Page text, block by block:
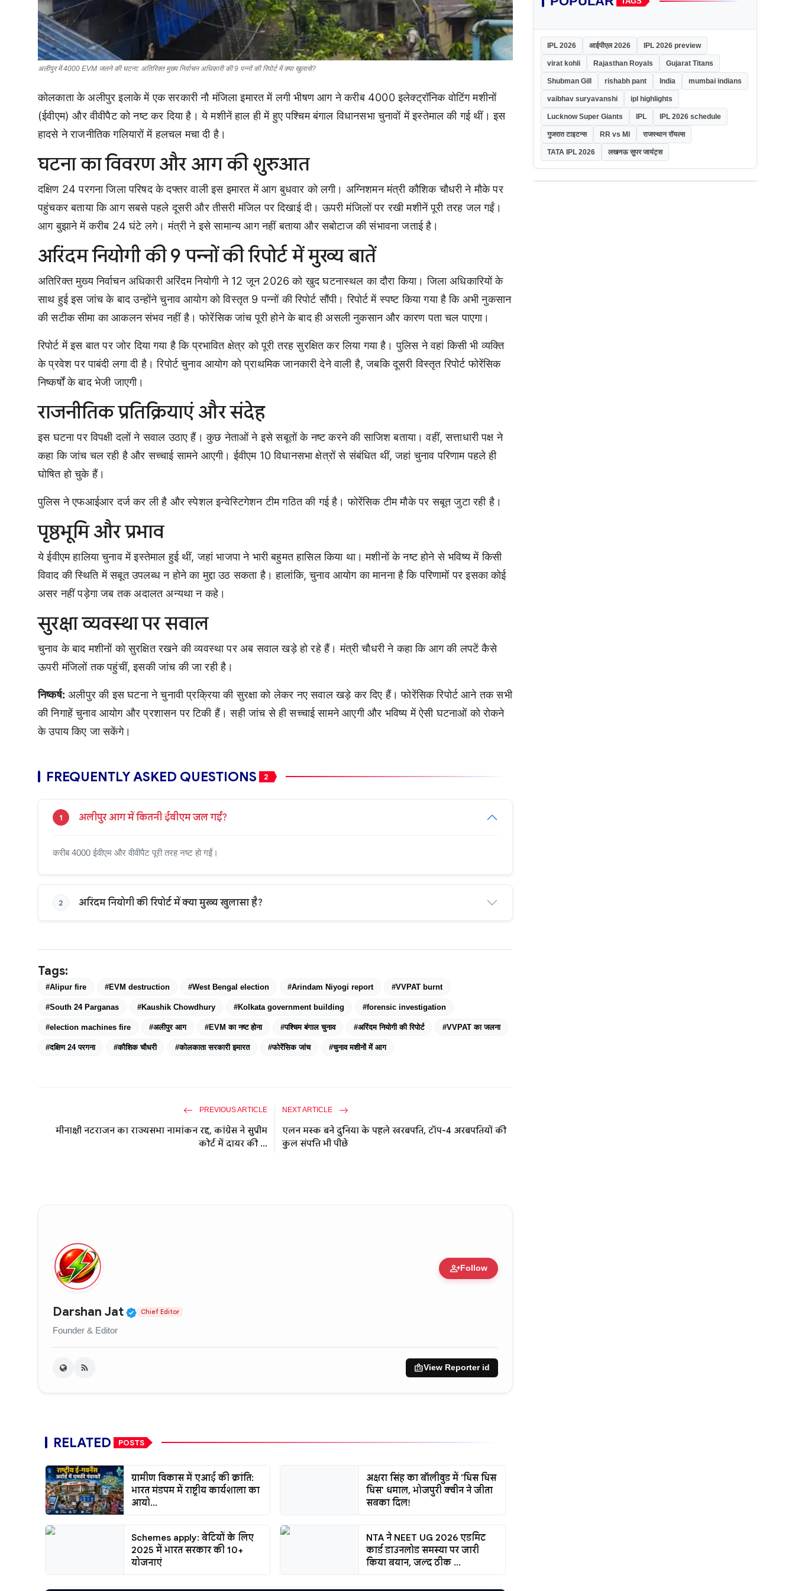
अलीपुर में 4000 EVM जलने की घटना: अतिरिक्त मुख्य निर्वाचन अधिकारी की 9 पन्नों की रिपोर्ट में क्या खुलासे?
कोलकाता के अलीपुर इलाके में एक सरकारी नौ मंजिला इमारत में लगी भीषण आग ने करीब 4000 इलेक्ट्रॉनिक वोटिंग मशीनों
(ईवीएम) और वीवीपैट को नष्ट कर दिया है। ये मशीनें हाल ही में हुए पश्चिम बंगाल विधानसभा चुनावों में इस्तेमाल की गई थीं। इस
हादसे ने राजनीतिक गलियारों में हलचल मचा दी है।
घटना का विवरण और आग की शुरुआत
दक्षिण 24 परगना जिला परिषद के दफ्तर वाली इस इमारत में आग बुधवार को लगी। अग्निशमन मंत्री कौशिक चौधरी ने मौके पर
पहुंचकर बताया कि आग सबसे पहले दूसरी और तीसरी मंजिल पर दिखाई दी। ऊपरी मंजिलों पर रखी मशीनें पूरी तरह जल गईं।
आग बुझाने में करीब 24 घंटे लगे। मंत्री ने इसे सामान्य आग नहीं बताया और सबोटाज की संभावना जताई है।
अरिंदम नियोगी की 9 पन्नों की रिपोर्ट में मुख्य बातें
अतिरिक्त मुख्य निर्वाचन अधिकारी अरिंदम नियोगी ने 12 जून 2026 को खुद घटनास्थल का दौरा किया। जिला अधिकारियों के
साथ हुई इस जांच के बाद उन्होंने चुनाव आयोग को विस्तृत 9 पन्नों की रिपोर्ट सौंपी। रिपोर्ट में स्पष्ट किया गया है कि अभी नुकसान
की सटीक सीमा का आकलन संभव नहीं है। फोरेंसिक जांच पूरी होने के बाद ही असली नुकसान और कारण पता चल पाएगा।
रिपोर्ट में इस बात पर जोर दिया गया है कि प्रभावित क्षेत्र को पूरी तरह सुरक्षित कर लिया गया है। पुलिस ने वहां किसी भी व्यक्ति
के प्रवेश पर पाबंदी लगा दी है। रिपोर्ट चुनाव आयोग को प्राथमिक जानकारी देने वाली है, जबकि दूसरी विस्तृत रिपोर्ट फोरेंसिक
निष्कर्षों के बाद भेजी जाएगी।
राजनीतिक प्रतिक्रियाएं और संदेह
इस घटना पर विपक्षी दलों ने सवाल उठाए हैं। कुछ नेताओं ने इसे सबूतों के नष्ट करने की साजिश बताया। वहीं, सत्ताधारी पक्ष ने
कहा कि जांच चल रही है और सच्चाई सामने आएगी। ईवीएम 10 विधानसभा क्षेत्रों से संबंधित थीं, जहां चुनाव परिणाम पहले ही
घोषित हो चुके हैं।
पुलिस ने एफआईआर दर्ज कर ली है और स्पेशल इन्वेस्टिगेशन टीम गठित की गई है। फोरेंसिक टीम मौके पर सबूत जुटा रही है।
पृष्ठभूमि और प्रभाव
ये ईवीएम हालिया चुनाव में इस्तेमाल हुई थीं, जहां भाजपा ने भारी बहुमत हासिल किया था। मशीनों के नष्ट होने से भविष्य में किसी
विवाद की स्थिति में सबूत उपलब्ध न होने का मुद्दा उठ सकता है। हालांकि, चुनाव आयोग का मानना है कि परिणामों पर इसका कोई
असर नहीं पड़ेगा जब तक अदालत अन्यथा न कहे।
सुरक्षा व्यवस्था पर सवाल
चुनाव के बाद मशीनों को सुरक्षित रखने की व्यवस्था पर अब सवाल खड़े हो रहे हैं। मंत्री चौधरी ने कहा कि आग की लपटें कैसे
ऊपरी मंजिलों तक पहुंचीं, इसकी जांच की जा रही है।
निष्कर्ष: अलीपुर की इस घटना ने चुनावी प्रक्रिया की सुरक्षा को लेकर नए सवाल खड़े कर दिए हैं। फोरेंसिक रिपोर्ट आने तक सभी
की निगाहें चुनाव आयोग और प्रशासन पर टिकी हैं। सही जांच से ही सच्चाई सामने आएगी और भविष्य में ऐसी घटनाओं को रोकने
के उपाय किए जा सकेंगे।
FREQUENTLY ASKED QUESTIONS 2
1 अलीपुर आग में कितनी ईवीएम जल गईं?
करीब 4000 ईवीएम और वीवीपैट पूरी तरह नष्ट हो गईं।
2 अरिंदम नियोगी की रिपोर्ट में क्या मुख्य खुलासा है?
Tags:
#Alipur fire #EVM destruction #West Bengal election #Arindam Niyogi report #VVPAT burnt
#South 24 Parganas #Kaushik Chowdhury #Kolkata government building #forensic investigation
#election machines fire #अलीपुर आग #EVM का नष्ट होना #पश्चिम बंगाल चुनाव #अरिंदम नियोगी की रिपोर्ट #VVPAT का जलना
#दक्षिण 24 परगना #कौशिक चौधरी #कोलकाता सरकारी इमारत #फोरेंसिक जांच #चुनाव मशीनों में आग
PREVIOUS ARTICLE
मीनाक्षी नटराजन का राज्यसभा नामांकन रद्द, कांग्रेस ने सुप्रीम
कोर्ट में दायर की ...
NEXT ARTICLE
एलन मस्क बने दुनिया के पहले खरबपति, टॉप-4 अरबपतियों की
कुल संपत्ति भी पीछे
person_addFollow
Darshan Jat Verified Public Figure • 05 Aug, 2014
Chief Editor
Founder & Editor
badgeView Reporter id
RELATED POSTS
ग्रामीण विकास में एआई की क्रांति:
भारत मंडपम में राष्ट्रीय कार्यशाला का
आयो...
अक्षरा सिंह का बॉलीवुड में 'घिस घिस
घिस' धमाल, भोजपुरी क्वीन ने जीता
सबका दिल!
Schemes apply: बेटियों के लिए
2025 में भारत सरकार की 10+
योजनाएं
NTA ने NEET UG 2026 एडमिट
कार्ड डाउनलोड समस्या पर जारी
किया बयान, जल्द ठीक ...
IPL 2026 आईपीएल 2026 IPL 2026 preview
virat kohli Rajasthan Royals Gujarat Titans
Shubman Gill rishabh pant India mumbai indians
vaibhav suryavanshi ipl highlights
Lucknow Super Giants IPL IPL 2026 schedule
गुजरात टाइटन्स RR vs MI राजस्थान रॉयल्स
TATA IPL 2026 लखनऊ सुपर जायंट्स